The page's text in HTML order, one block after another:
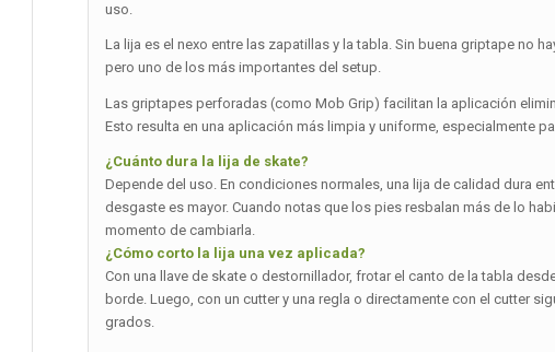
uso.
La lija es el nexo entre las zapatillas y la tabla. Sin buena griptape no
pero uno de los más importantes del setup.
Las griptapes perforadas (como Mob Grip) facilitan la aplicación
Esto resulta en una aplicación más limpia y uniforme, especialmente
¿Cuánto dura la lija de skate?
Depende del uso. En condiciones normales, una lija de calidad dura
desgaste es mayor. Cuando notas que los pies resbalan más de lo
momento de cambiarla.
¿Cómo corto la lija una vez aplicada?
Con una llave de skate o destornillador, frotar el canto de la tabla
borde. Luego, con un cutter y una regla o directamente con el cutter
grados.